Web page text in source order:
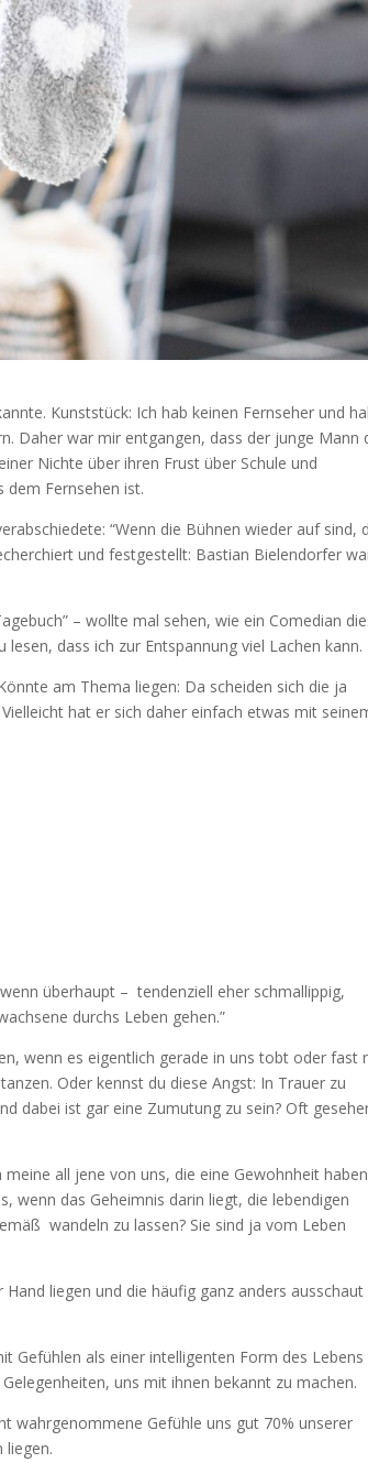
Kunststück: Ich hab keinen Fernseher und
Daher war mir entgangen, dass der junge Mann
Nichte über ihren Frust über Schule und
dem Fernsehen ist.
“Wenn die Bühnen wieder auf sind,
und festgestellt: Bastian Bielendorfer
– wollte mal sehen, wie ein Comedian
dass ich zur Entspannung viel Lachen kann.
am Thema liegen: Da scheiden sich die ja
hat er sich daher einfach etwas mit
überhaupt – tendenziell eher schmallippig,
durchs Leben gehen.”
wenn es eigentlich gerade in uns tobt oder fast
Oder kennst du diese Angst: In Trauer zu
dabei ist gar eine Zumutung zu sein? Oft
all jene von uns, die eine Gewohnheit
wenn das Geheimnis darin liegt, die lebendigen
wandeln zu lassen? Sie sind ja vom Leben
liegen und die häufig ganz anders ausschaut
Gefühlen als einer intelligenten Form des Lebens
uns mit ihnen bekannt zu machen.
wahrgenommene Gefühle uns gut 70% unserer
liegen.